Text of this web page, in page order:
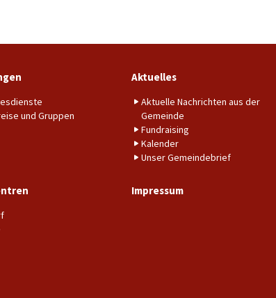
und Gruppen
Aktuelles
Aktuelle Nachrichten aus der
Gemeinde
Fundraising
Kalender
Unser Gemeindebrief
Impressum